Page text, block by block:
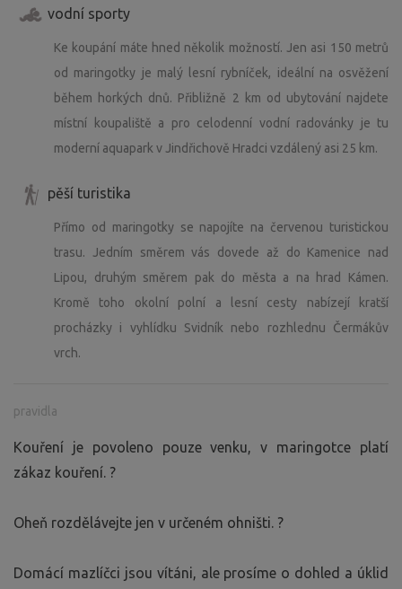
vodní sporty
Ke koupání máte hned několik možností. Jen asi 150 metrů
od maringotky je malý lesní rybníček, ideální na osvěžení
během horkých dnů. Přibližně 2 km od ubytování najdete
místní koupaliště a pro celodenní vodní radovánky je tu
moderní aquapark v Jindřichově Hradci vzdálený asi 25 km.
pěší turistika
Přímo od maringotky se napojíte na červenou turistickou
trasu. Jedním směrem vás dovede až do Kamenice nad
Lipou, druhým směrem pak do města a na hrad Kámen.
Kromě toho okolní polní a lesní cesty nabízejí kratší
procházky i vyhlídku Svidník nebo rozhlednu Čermákův
vrch.
pravidla
Kouření je povoleno pouze venku, v maringotce platí
zákaz kouření. ?
Oheň rozdělávejte jen v určeném ohništi. ?
Domácí mazlíčci jsou vítáni, ale prosíme o dohled a úklid